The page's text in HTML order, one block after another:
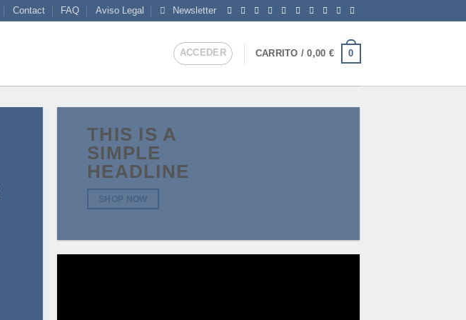
Contact FAQ Aviso Legal Newsletter
ACCEDER CARRITO /0,00 € 0
THIS IS A
SIMPLE
HEADLINE
SHOP NOW